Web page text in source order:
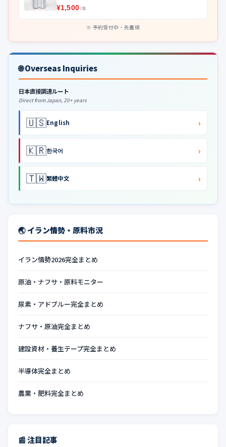
¥1,500 /本
予約受付中・先着順
🌐 Overseas Inquiries
日本直接調達ルート
Direct from Japan, 20+ years
🇺🇸English ›
🇰🇷한국어 ›
🇹🇼繁體中文 ›
🌏 イラン情勢・原料市況
イラン情勢2026完全まとめ
原油・ナフサ・原料モニター
尿素・アドブルー完全まとめ
ナフサ・原油完全まとめ
建設資材・養生テープ完全まとめ
半導体完全まとめ
農業・肥料完全まとめ
📰 注目記事